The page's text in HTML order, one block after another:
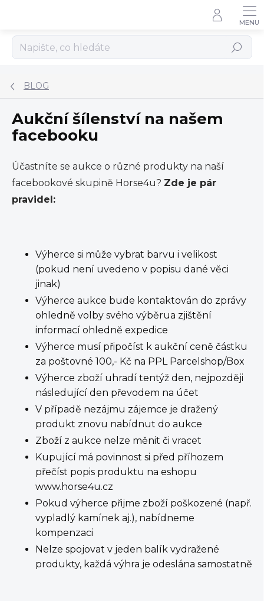
Hledat
BLOG
Aukční šílenství na našem
facebooku
Účastníte se aukce o různé produkty na naší
facebookové skupině Horse4u? Zde je pár
pravidel:
Výherce si může vybrat barvu i velikost
(pokud není uvedeno v popisu dané věci
jinak)
Výherce aukce bude kontaktován do zprávy
ohledně volby svého výběrua zjištění
informací ohledně expedice
Výherce musí připočíst k aukční ceně částku
za poštovné 100,- Kč na PPL Parcelshop/Box
Výherce zboží uhradí tentýž den, nejpozději
následující den převodem na účet
V případě nezájmu zájemce je dražený
produkt znovu nabídnut do aukce
Zboží z aukce nelze měnit či vracet
Kupující má povinnost si před příhozem
přečíst popis produktu na eshopu
www.horse4u.cz
Pokud výherce přijme zboží poškozené (např.
vypladlý kamínek aj.), nabídneme
kompenzaci
Nelze spojovat v jeden balík vydražené
produkty, každá výhra je odeslána samostatně